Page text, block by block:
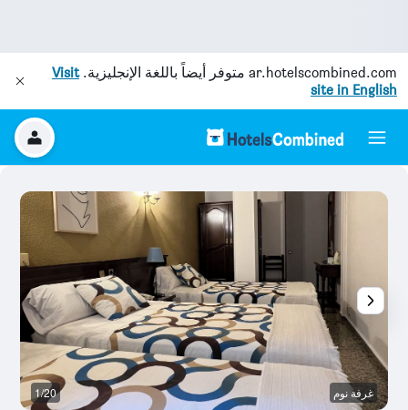
ar.hotelscombined.com متوفر أيضاً باللغة الإنجليزية.Visit
site in English
غرفة نوم 1/20